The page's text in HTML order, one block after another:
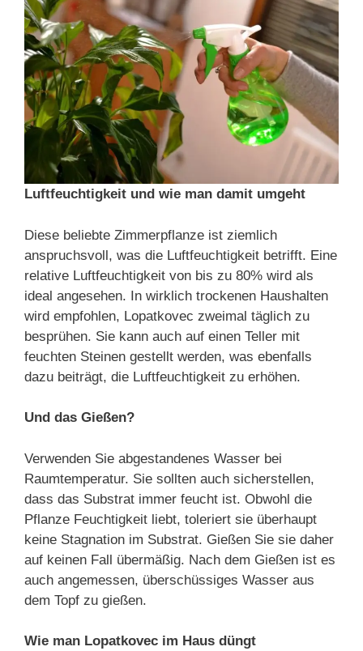
Luftfeuchtigkeit und wie man damit umgeht
Diese beliebte Zimmerpflanze ist ziemlich
anspruchsvoll, was die Luftfeuchtigkeit betrifft. Eine
relative Luftfeuchtigkeit von bis zu 80% wird als
ideal angesehen. In wirklich trockenen Haushalten
wird empfohlen, Lopatkovec zweimal täglich zu
besprühen. Sie kann auch auf einen Teller mit
feuchten Steinen gestellt werden, was ebenfalls
dazu beiträgt, die Luftfeuchtigkeit zu erhöhen.
Und das Gießen?
Verwenden Sie abgestandenes Wasser bei
Raumtemperatur. Sie sollten auch sicherstellen,
dass das Substrat immer feucht ist. Obwohl die
Pflanze Feuchtigkeit liebt, toleriert sie überhaupt
keine Stagnation im Substrat. Gießen Sie sie daher
auf keinen Fall übermäßig. Nach dem Gießen ist es
auch angemessen, überschüssiges Wasser aus
dem Topf zu gießen.
Wie man Lopatkovec im Haus düngt